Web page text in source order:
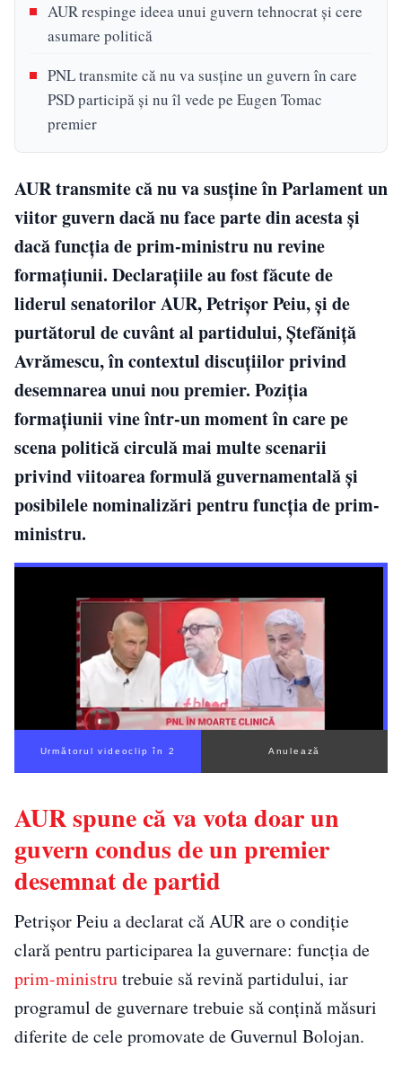
AUR respinge ideea unui guvern tehnocrat și cere
asumare politică
PNL transmite că nu va susține un guvern în care
PSD participă și nu îl vede pe Eugen Tomac
premier
AUR transmite că nu va susține în Parlament un
viitor guvern dacă nu face parte din acesta și
dacă funcția de prim-ministru nu revine
formațiunii. Declarațiile au fost făcute de
liderul senatorilor AUR, Petrișor Peiu, și de
purtătorul de cuvânt al partidului, Ștefăniță
Avrămescu, în contextul discuțiilor privind
desemnarea unui nou premier. Poziția
formațiunii vine într-un moment în care pe
scena politică circulă mai multe scenarii
privind viitoarea formulă guvernamentală și
posibilele nominalizări pentru funcția de prim-
ministru.
Următorul videoclip în 1 Anulează
AUR spune că va vota doar un
guvern condus de un premier
desemnat de partid
Petrișor Peiu a declarat că AUR are o condiție
clară pentru participarea la guvernare: funcția de
prim-ministrutrebuie să revină partidului, iar
programul de guvernare trebuie să conțină măsuri
diferite de cele promovate de Guvernul Bolojan.